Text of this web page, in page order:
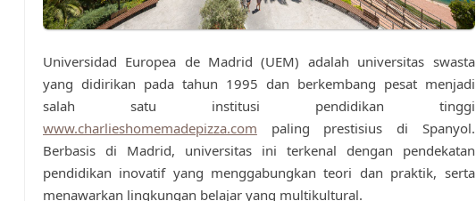
Universidad Europea de Madrid (UEM) adalah universitas swasta
yang didirikan pada tahun 1995 dan berkembang pesat menjadi
salah satu institusi pendidikan tinggi
www.charlieshomemadepizza.com paling prestisius di Spanyol.
Berbasis di Madrid, universitas ini terkenal dengan pendekatan
pendidikan inovatif yang menggabungkan teori dan praktik, serta
menawarkan lingkungan belajar yang multikultural.